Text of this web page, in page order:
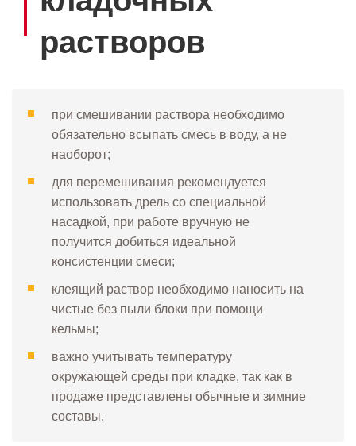
растворов
при смешивании раствора необходимо
обязательно всыпать смесь в воду, а не
наоборот;
для перемешивания рекомендуется
использовать дрель со специальной
насадкой, при работе вручную не
получится добиться идеальной
консистенции смеси;
клеящий раствор необходимо наносить на
чистые без пыли блоки при помощи
кельмы;
важно учитывать температуру
окружающей среды при кладке, так как в
продаже представлены обычные и зимние
составы.